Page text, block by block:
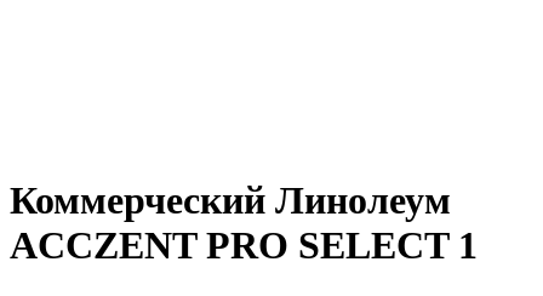
Коммерческий Линолеум
ACCZENT PRO SELECT 1